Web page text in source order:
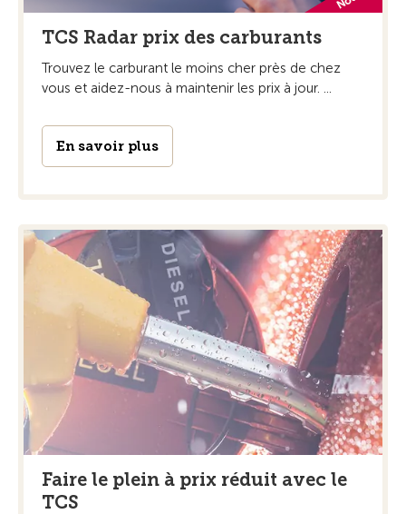
TCS Radar prix des carburants
Trouvez le carburant le moins cher près de chez
vous et aidez-nous à maintenir les prix à jour. ...
En savoir plus
Faire le plein à prix réduit avec le
TCS